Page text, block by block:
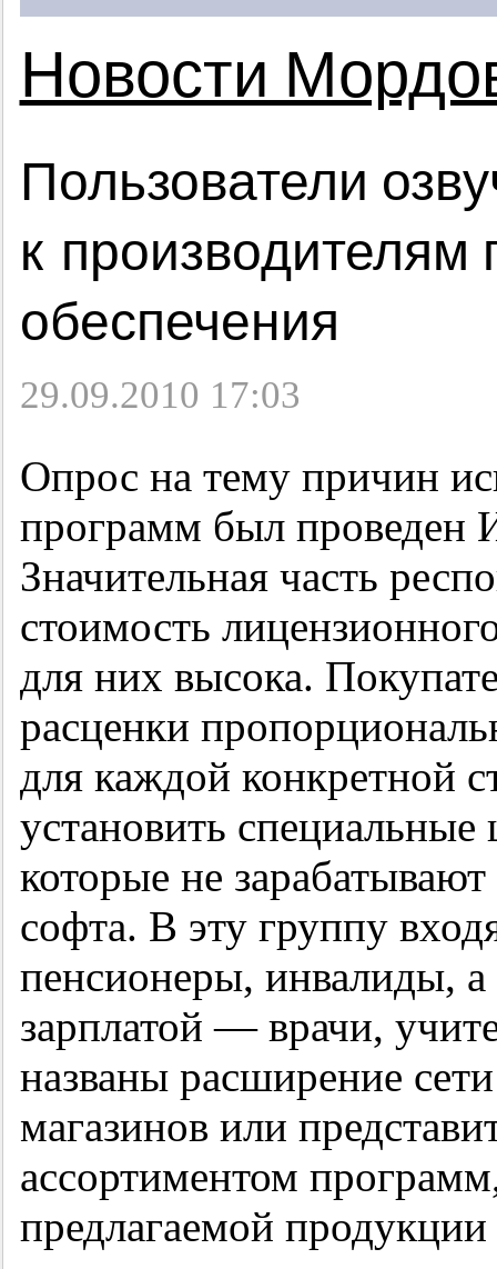
Новости
Пользователи
к производителям
обеспечения
29.09.2010 17:03
Опрос на тему причин
программ был проведен
Значительная часть
стоимость
для них высока.
расценки
для каждой конкретной
установить
которые не
софта. В эту группу
пенсионеры, инвалиды,
зарплатой — врачи,
названы расширение
магазинов или
ассортиментом
предлагаемой